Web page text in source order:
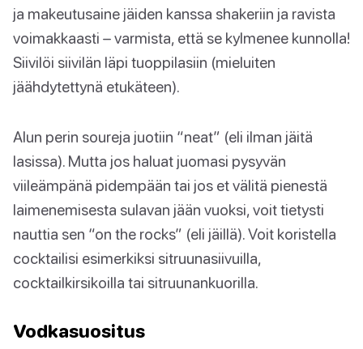
ja makeutusaine jäiden kanssa shakeriin ja ravista
voimakkaasti – varmista, että se kylmenee kunnolla!
Siivilöi siivilän läpi tuoppilasiin (mieluiten
jäähdytettynä etukäteen).
Alun perin soureja juotiin “neat” (eli ilman jäitä
lasissa). Mutta jos haluat juomasi pysyvän
viileämpänä pidempään tai jos et välitä pienestä
laimenemisesta sulavan jään vuoksi, voit tietysti
nauttia sen “on the rocks” (eli jäillä). Voit koristella
cocktailisi esimerkiksi sitruunasiivuilla,
cocktailkirsikoilla tai sitruunankuorilla.
Vodkasuositus